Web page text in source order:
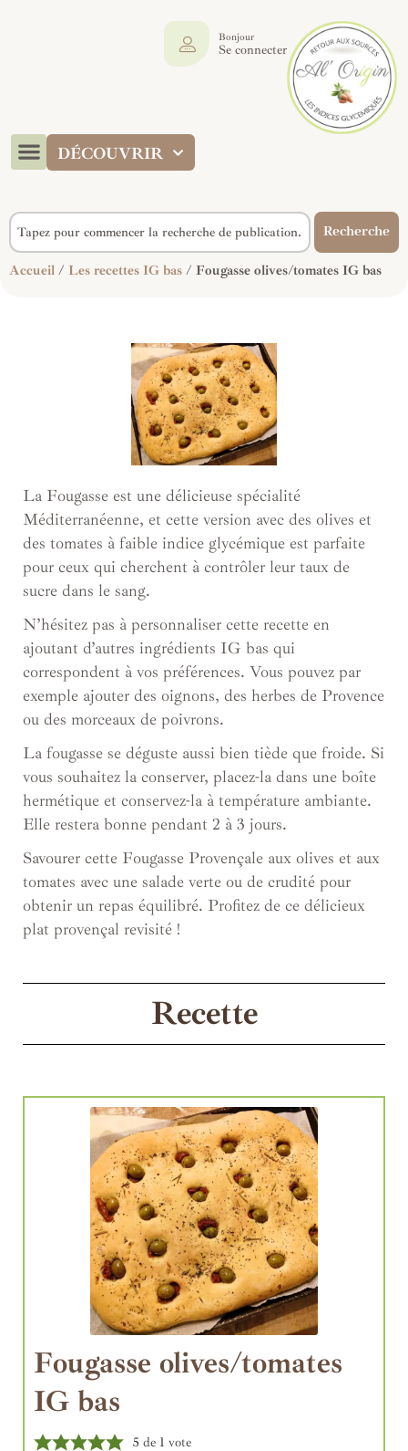
DÉCOUVRIR
Bonjour
Se connecter
Recherche
Accueil / Les recettes IG bas / Fougasse olives/tomates IG bas
La Fougasse est une délicieuse spécialité
Méditerranéenne, et cette version avec des olives et
des tomates à faible indice glycémique est parfaite
pour ceux qui cherchent à contrôler leur taux de
sucre dans le sang.
N’hésitez pas à personnaliser cette recette en
ajoutant d’autres ingrédients IG bas qui
correspondent à vos préférences. Vous pouvez par
exemple ajouter des oignons, des herbes de Provence
ou des morceaux de poivrons.
La fougasse se déguste aussi bien tiède que froide. Si
vous souhaitez la conserver, placez-la dans une boîte
hermétique et conservez-la à température ambiante.
Elle restera bonne pendant 2 à 3 jours.
Savourer cette Fougasse Provençale aux olives et aux
tomates avec une salade verte ou de crudité pour
obtenir un repas équilibré. Profitez de ce délicieux
plat provençal revisité !
Recette
Fougasse olives/tomates
IG bas
5 de 1 vote